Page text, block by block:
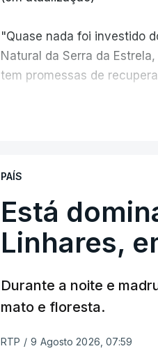
"Quase nada foi investido
Natural da Serra da
tem promessas de
ERRO 100
ERROR ON HTML5
PAÍS
Está
Linhares,
Durante a noite e
mato e floresta.
RTP / 9 Agosto 2026, 07:59